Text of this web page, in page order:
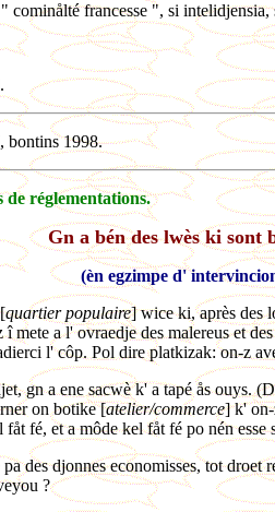
francesse ", si
bontins 1998.
de réglementations.
Gn a bén des lwès ki sont
(èn egzimpe d'
quartier populaire] wice ki, après des
mete a l' ovraedje des malereus et
l' côp. Pol dire platkizak: on-z
gn a ene sacwè k' a tapé ås
on botike [atelier/commerce] k' on-
fé, et a môde kel fåt fé po nén
des djonnes economisses, tot
?